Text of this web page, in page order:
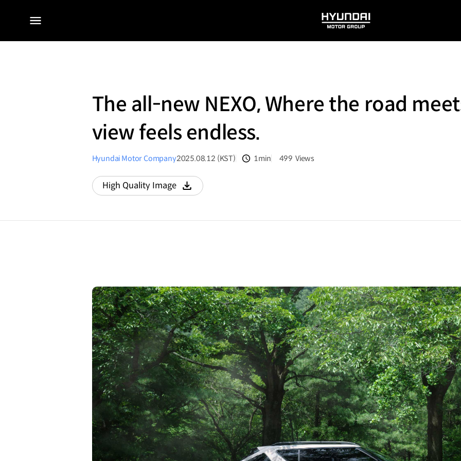
전체
HYUNDAI
MOTOR
The all-new NEXO, Where the road
view feels endless.
Hyundai Motor Company2025.08.12 (KST) 1min 499 Views
High Quality Image
다운로드